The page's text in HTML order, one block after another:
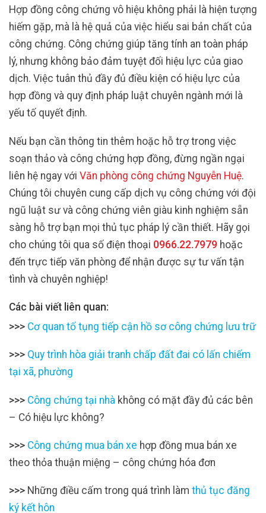
Hợp đồng công chứng vô hiệu không phải là hiện tượng
hiếm gặp, mà là hệ quả của việc hiểu sai bản chất của
công chứng. Công chứng giúp tăng tính an toàn pháp
lý, nhưng không bảo đảm tuyệt đối hiệu lực của giao
dịch. Việc tuân thủ đầy đủ điều kiện có hiệu lực của
hợp đồng và quy định pháp luật chuyên ngành mới là
yếu tố quyết định.
Nếu bạn cần thông tin thêm hoặc hỗ trợ trong việc
soạn thảo và công chứng hợp đồng, đừng ngần ngại
liên hệ ngay với Văn phòng công chứng Nguyễn Huệ.
Chúng tôi chuyên cung cấp dịch vụ công chứng với đội
ngũ luật sư và công chứng viên giàu kinh nghiệm sẵn
sàng hỗ trợ bạn mọi thủ tục pháp lý cần thiết. Hãy gọi
cho chúng tôi qua số điện thoại 0966.22.7979 hoặc
đến trực tiếp văn phòng để nhận được sự tư vấn tận
tình và chuyên nghiệp!
Các bài viết liên quan:
>>> Cơ quan tố tụng tiếp cận hồ sơ công chứng lưu trữ
>>> Quy trình hòa giải tranh chấp đất đai có lấn chiếm
tại xã, phường
>>> Công chứng tại nhà không có mặt đầy đủ các bên
– Có hiệu lực không?
>>> Công chứng mua bán xe hợp đồng mua bán xe
theo thỏa thuận miệng – công chứng hóa đơn
>>> Những điều cấm trong quá trình làm thủ tục đăng
ký kết hôn